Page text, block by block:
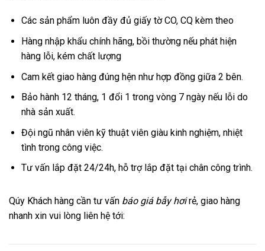
Các sản phẩm luôn đầy đủ giấy tờ CO, CQ kèm theo
Hàng nhập khẩu chính hãng, bồi thường nếu phát hiện
hàng lỗi, kém chất lượng
Cam kết giao hàng đúng hện như hợp đồng giữa 2 bên.
Bảo hành 12 tháng, 1 đổi 1 trong vòng 7 ngày nếu lỗi do
nhà sản xuất.
Đội ngũ nhân viên kỹ thuật viên giàu kinh nghiệm, nhiệt
tình trong công việc.
Tư vấn lắp đặt 24/24h, hỗ trợ lắp đặt tại chân công trình.
Qúy Khách hàng cần tư vấn báo giá bẫy hơirẻ, giao hàng
nhanh xin vui lòng liên hệ tới: